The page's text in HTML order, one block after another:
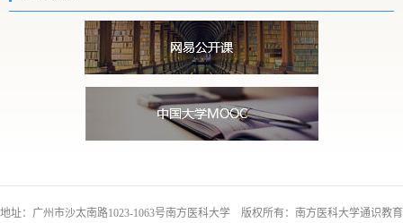
地址：广州市沙太南路1023-1063号南方医科大学 版权所有：南方医科大学通识教育